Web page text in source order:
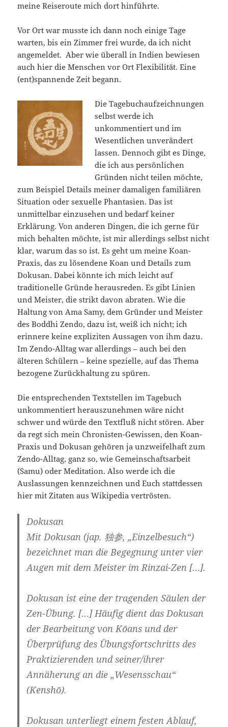
meine Reiseroute mich dort hinführte.
Vor Ort war musste ich dann noch einige Tage
warten, bis ein Zimmer frei wurde, da ich nicht
angemeldet. Aber wie überall in Indien bewiesen
auch hier die Menschen vor Ort Flexibilität. Eine
(ent)spannende Zeit begann.
Die Tagebuchaufzeichnungen
selbst werde ich
unkommentiert und im
Wesentlichen unverändert
lassen. Dennoch gibt es Dinge,
die ich aus persönlichen
Gründen nicht teilen möchte,
zum Beispiel Details meiner damaligen familiären
Situation oder sexuelle Phantasien. Das ist
unmittelbar einzusehen und bedarf keiner
Erklärung. Von anderen Dingen, die ich gerne für
mich behalten möchte, ist mir allerdings selbst nicht
klar, warum das so ist. Es geht um meine Koan-
Praxis, das zu lösendene Koan und Details zum
Dokusan. Dabei könnte ich mich leicht auf
traditionelle Gründe herausreden. Es gibt Linien
und Meister, die strikt davon abraten. Wie die
Haltung von Ama Samy, dem Gründer und Meister
des Boddhi Zendo, dazu ist, weiß ich nicht; ich
erinnere keine expliziten Aussagen von ihm dazu.
Im Zendo-Alltag war allerdings – auch bei den
älteren Schülern – keine spezielle, auf das Thema
bezogene Zurückhaltung zu spüren.
Die entsprechenden Textstellen im Tagebuch
unkommentiert herauszunehmen wäre nicht
schwer und würde den Textfluß nicht stören. Aber
da regt sich mein Chronisten-Gewissen, den Koan-
Praxis und Dokusan gehören ja unzweifelhaft zum
Zendo-Alltag, ganz so, wie Gemeinschaftsarbeit
(Samu) oder Meditation. Also werde ich die
Auslassungen kennzeichnen und Euch stattdessen
hier mit Zitaten aus Wikipedia vertrösten.
Dokusan
Mit Dokusan (jap. 独参, „Einzelbesuch“)
bezeichnet man die Begegnung unter vier
Augen mit dem Meister im Rinzai-Zen […].
Dokusan ist eine der tragenden Säulen der
Zen-Übung. […] Häufig dient das Dokusan
der Bearbeitung von Kōans und der
Überprüfung des Übungsfortschritts des
Praktizierenden und seiner/ihrer
Annäherung an die „Wesensschau“
(Kenshō).
Dokusan unterliegt einem festen Ablauf,